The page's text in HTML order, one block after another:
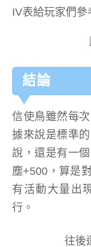
IV表給玩家們參
結論
信使鳥雖然每
據來說是標準
說，還是有一
塵+500，算是
有活動大量出
行。
往後